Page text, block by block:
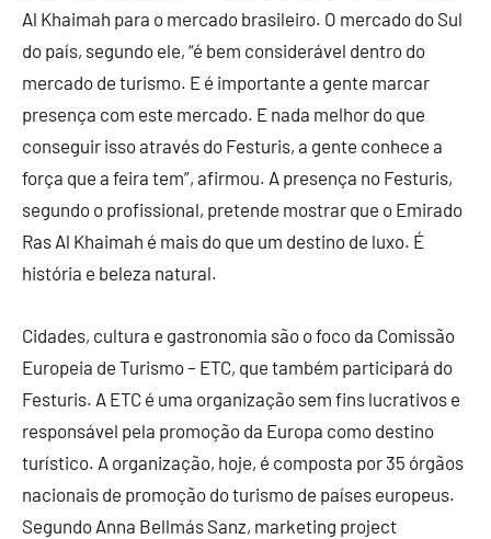
Al Khaimah para o mercado brasileiro. O mercado do Sul
do país, segundo ele, “é bem considerável dentro do
mercado de turismo. E é importante a gente marcar
presença com este mercado. E nada melhor do que
conseguir isso através do Festuris, a gente conhece a
força que a feira tem”, afirmou. A presença no Festuris,
segundo o profissional, pretende mostrar que o Emirado
Ras Al Khaimah é mais do que um destino de luxo. É
história e beleza natural.
Cidades, cultura e gastronomia são o foco da Comissão
Europeia de Turismo – ETC, que também participará do
Festuris. A ETC é uma organização sem fins lucrativos e
responsável pela promoção da Europa como destino
turístico. A organização, hoje, é composta por 35 órgãos
nacionais de promoção do turismo de países europeus.
Segundo Anna Bellmás Sanz, marketing project